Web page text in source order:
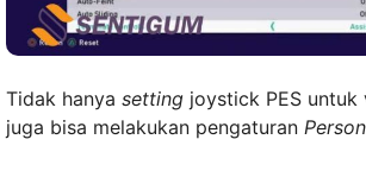
Tidak hanya setting joystick PES untuk
juga bisa melakukan pengaturan